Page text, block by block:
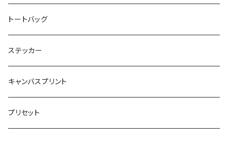
トートバッグ
ステッカー
キャンバスプリント
プリセット